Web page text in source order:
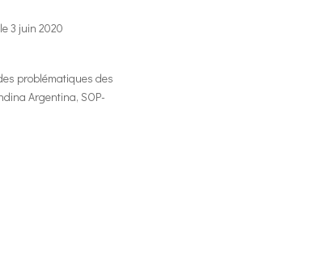
3 juin 2020
problématiques des
Argentina, SOP-